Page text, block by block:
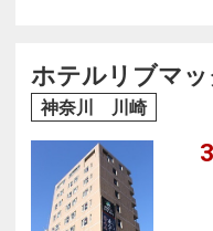
ホテルリブマ
神奈川 川崎